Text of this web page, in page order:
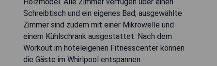
Schreibtisch und ein eigenes Bad; ausgewählte
Zimmer sind zudem mit einer Mikrowelle und
einem Kühlschrank ausgestattet. Nach dem
Workout im hoteleigenen Fitnesscenter können
die Gäste im Whirlpool entspannen.